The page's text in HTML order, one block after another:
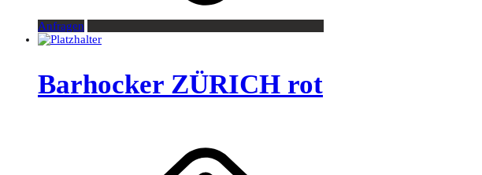
Anfragen
Barhocker ZÜRICH rot